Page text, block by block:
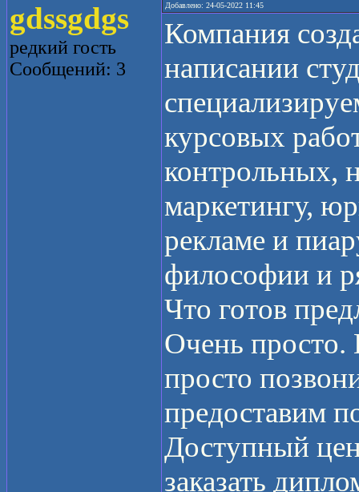
gdssgdgs
редкий гость
Сообщений: 3
Добавлено: 24-05-2022 11:45
Компания
написании
курсовых
контрольных,
маркетингу,
рекламе и
философии и
Что готов
Очень
просто
предоставим
Доступный
заказать